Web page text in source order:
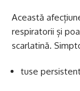
Această
respiratorii și
scarlatină.
tuse